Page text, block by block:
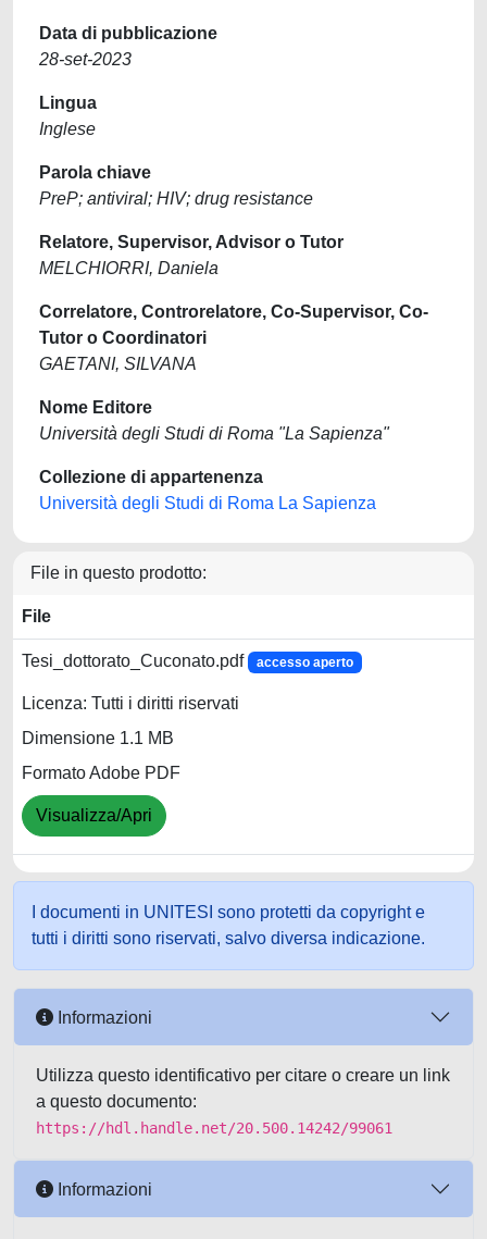
Data di pubblicazione
28-set-2023
Lingua
Inglese
Parola chiave
PreP; antiviral; HIV; drug resistance
Relatore, Supervisor, Advisor o Tutor
MELCHIORRI, Daniela
Correlatore, Controrelatore, Co-Supervisor, Co-
Tutor o Coordinatori
GAETANI, SILVANA
Nome Editore
Università degli Studi di Roma "La Sapienza"
Collezione di appartenenza
Università degli Studi di Roma La Sapienza
File in questo prodotto:
File
Tesi_dottorato_Cuconato.pdf accesso aperto
Licenza: Tutti i diritti riservati
Dimensione 1.1 MB
Formato Adobe PDF
Visualizza/Apri
I documenti in UNITESI sono protetti da copyright e
tutti i diritti sono riservati, salvo diversa indicazione.
Informazioni
Utilizza questo identificativo per citare o creare un link
a questo documento:
https://hdl.handle.net/20.500.14242/99061
Informazioni